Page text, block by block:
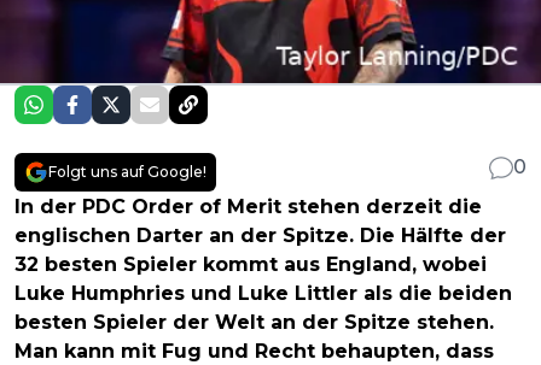
Folgt uns auf Google!
0
In der PDC Order of Merit stehen derzeit die
englischen Darter an der Spitze. Die Hälfte der
32 besten Spieler kommt aus England, wobei
Luke Humphries und Luke Littler als die beiden
besten Spieler der Welt an der Spitze stehen.
Man kann mit Fug und Recht behaupten, dass